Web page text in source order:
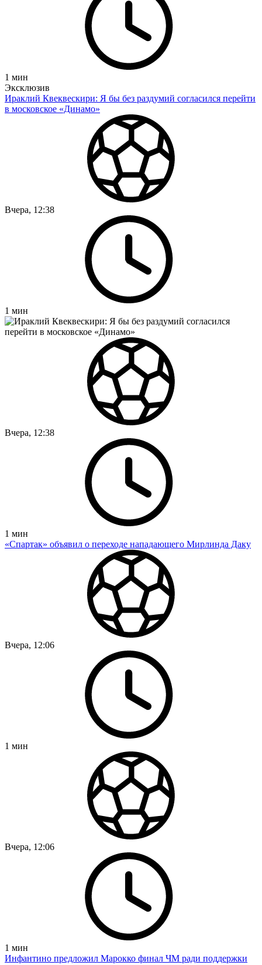
1 мин
Эксклюзив
Ираклий Квеквескири: Я бы без раздумий согласился перейти
в московское «Динамо»
Вчера, 12:38
1 мин
Вчера, 12:38
1 мин
«Спартак» объявил о переходе нападающего Мирлинда Даку
Вчера, 12:06
1 мин
Вчера, 12:06
1 мин
Инфантино предложил Марокко финал ЧМ ради поддержки